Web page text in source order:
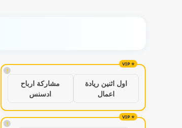
!
اول اثنين ريادة
اعمال
مشاركة ارباح
ادسنس
!